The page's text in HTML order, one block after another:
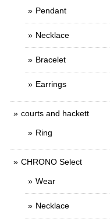
Pendant
Necklace
Bracelet
Earrings
courts and hackett
Ring
CHRONO Select
Wear
Necklace